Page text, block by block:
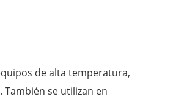
de alta temperatura,
se utilizan en